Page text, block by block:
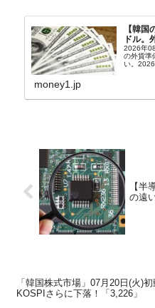
【韓
ドル。
2026年
の外貨準
い。
money1.jp
【半
の遠
「韓国株式市場」07月20日(火)初
KOSPIさらに下落！「3,226」